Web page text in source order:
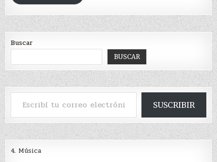
Buscar
BUSCAR
Escribí tu correo electrónico…
SUSCRIBIR
4. Música